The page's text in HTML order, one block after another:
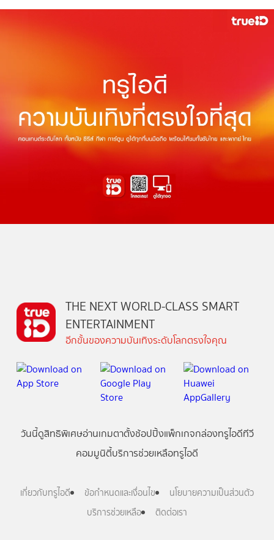
THE NEXT WORLD-CLASS SMART
ENTERTAINMENT
อีกขั้นของความบันเทิงระดับโลกตรงใจคุณ
วันนี้ดูสิทธิพิเศษอ่านเกมตาตั้งช้อปปิ้งแพ็กเกจกล่องทรูไอดีทีวี
คอมมูนิตี้บริการช่วยเหลือทรูไอดี
เกี่ยวกับทรูไอดี ข้อกำหนดและเงื่อนไข
นโยบายความเป็นส่วนตัว
บริการช่วยเหลือ
ติดต่อเรา